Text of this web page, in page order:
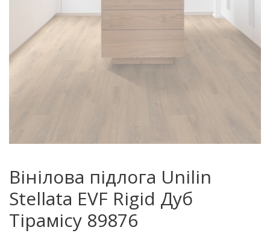
Вінілова підлога Unilin
Stellata EVF Rigid Дуб
Тірамісу 89876